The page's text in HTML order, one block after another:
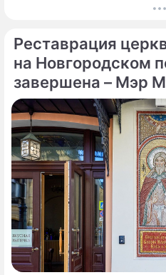
возобновления
конструкций и
сообщает портал
Металлургический
d'Italia (ADI), ранее
(Ильва), является
территории Европы.
Реставрация
на Новгородском
завершена – Мэр